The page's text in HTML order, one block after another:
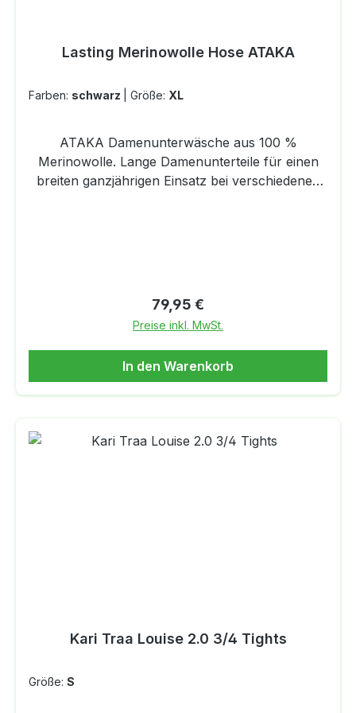
Lasting Merinowolle Hose ATAKA
Farben: schwarz Größe: XL
ATAKA Damenunterwäsche aus 100 %
Merinowolle. Lange Damenunterteile für einen
breiten ganzjährigen Einsatz bei verschiedenen
Feuchtigkeitstransport. Diese weiche Merinowolle
kratzt oder juckt nicht. Feiner, seidiger Griff -
feinste Merinowollfasern mit einem Durchmesser
von 16 Mikron wärmende Eigenschaften bei
Kälte, sehr guter Feuchtigkeitstransport, sehr
gute Atmungsaktivität Antibakterielle Eigenschaft
MERINOWOLLE
Regulärer Preis:
79,95 €
Preise inkl. MwSt.
In den Warenkorb
Kari Traa Louise 2.0 3/4 Tights
Größe: S